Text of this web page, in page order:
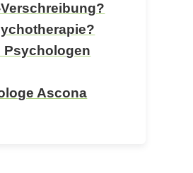
Psychologen
Ascona